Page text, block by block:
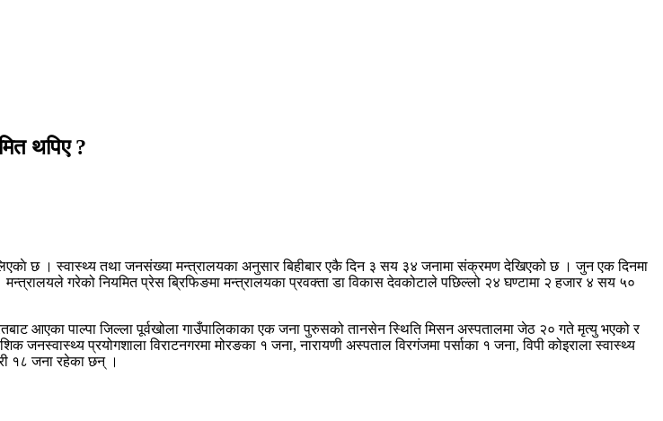
थपिए ?
छ । स्वास्थ्य तथा जनसंख्या मन्त्रालयका अनुसार बिहीबार एकै दिन ३ सय ३४ जनामा संक्रमण देखिएको छ । जुन एक दिनमा
गरेको नियमित प्रेस ब्रिफिङमा मन्त्रालयका प्रवक्ता डा विकास देवकोटाले पछिल्लो २४ घण्टामा २ हजार ४ सय ५०
आएका पाल्पा जिल्ला पूर्वखोला गाउँपालिकाका एक जना पुरुसको तानसेन स्थिति मिसन अस्पतालमा जेठ २० गते मृत्यु भएको र
जनस्वास्थ्य प्रयोगशाला विराटनगरमा मोरङका १ जना, नारायणी अस्पताल विरगंजमा पर्साका १ जना, विपी कोइराला स्वास्थ्य
१८ जना रहेका छन् ।